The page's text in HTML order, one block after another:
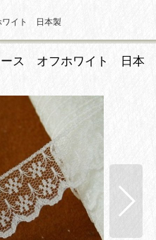
ワイト 日本製
ース オフホワイト 日本